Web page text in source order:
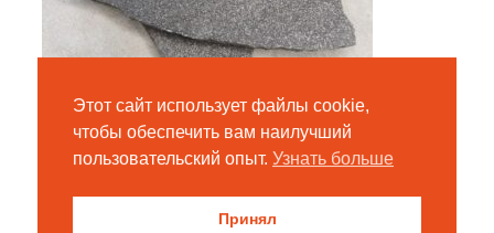
Песчаник «Графит»
Этот сайт использует файлы cookie,
чтобы обеспечить вам наилучший
пользовательский опыт. Узнать больше
Принял